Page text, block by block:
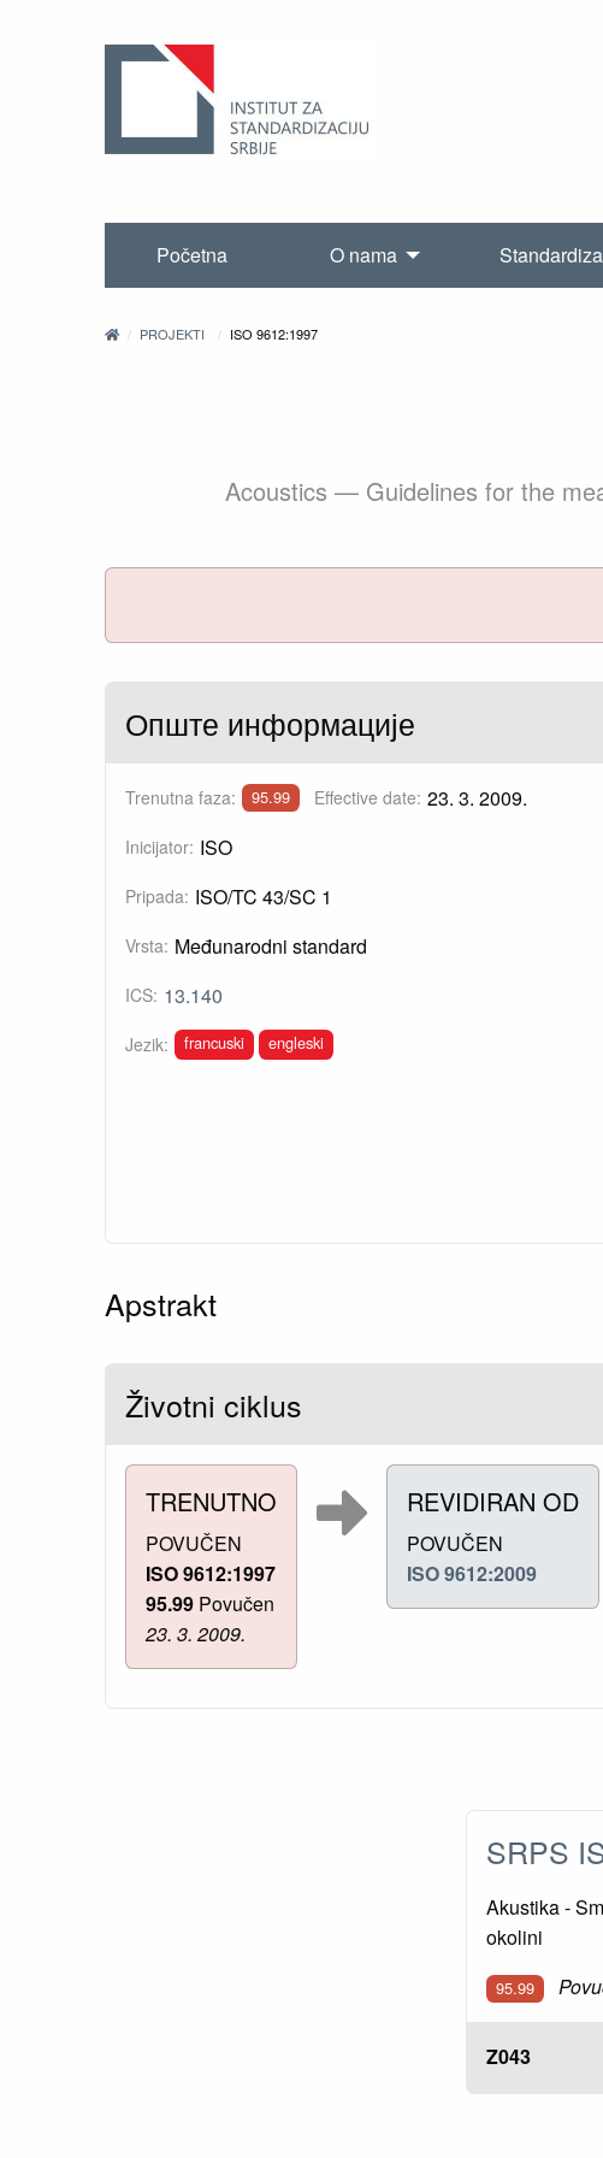
Početna O nama
PROJEKTI ISO 9612:1997
Acoustics — Guidelines for the
Опште информације
Trenutna faza: 95.99 Effective date: 23. 3. 2009.
Inicijator: ISO
Pripada: ISO/TC 43/SC 1
Vrsta: Međunarodni standard
ICS: 13.140
Jezik: francuski engleski
Apstrakt
Životni ciklus
TRENUTNO
POVUČEN
ISO 9612:1997
95.99 Povučen
23. 3. 2009.
REVIDIRAN OD
POVUČEN
ISO 9612:2009
SRPS
Akustika -
okolini
95.99
Z043